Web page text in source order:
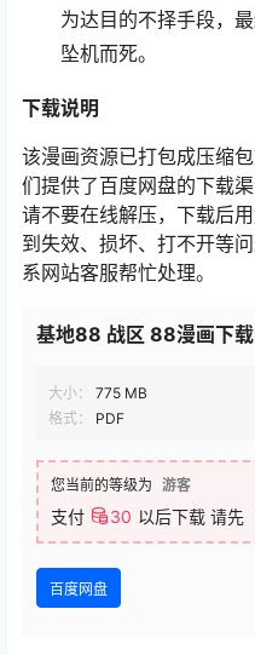
为达目的不择手段，
坠机而死。
下载说明
该漫画资源已打包成压缩
们提供了百度网盘的下载
请不要在线解压，下载后
到失效、损坏、打不开等
系网站客服帮忙处理。
基地88 战区 88漫画下载
大小：
775 MB
格式：
PDF
您当前的等级为 游客
支付 30 以后下载 请先
百度网盘